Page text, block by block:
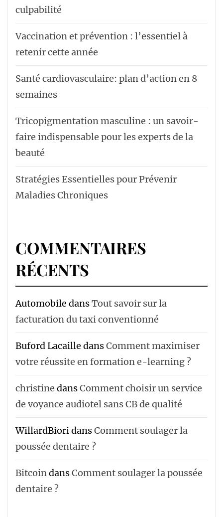
culpabilité
Vaccination et prévention : l’essentiel à
retenir cette année
Santé cardiovasculaire: plan d’action en 8
semaines
Tricopigmentation masculine : un savoir-
faire indispensable pour les experts de la
beauté
Stratégies Essentielles pour Prévenir
Maladies Chroniques
COMMENTAIRES
RÉCENTS
Automobile dansTout savoir sur la
facturation du taxi conventionné
Buford Lacaille dansComment maximiser
votre réussite en formation e-learning ?
christine dansComment choisir un service
de voyance audiotel sans CB de qualité
WillardBioridansComment soulager la
poussée dentaire ?
BitcoindansComment soulager la poussée
dentaire ?